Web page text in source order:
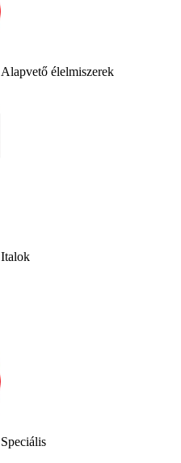
Alapvető élelmiszerek
Italok
Speciális